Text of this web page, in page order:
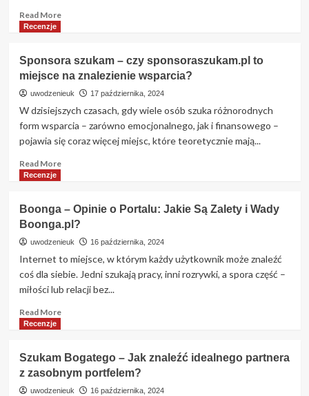
Read MoreRead
Faceta
–
Nowatorski
Portal
Randkowy,
Który
Odwraca
Recenzje
Sponsora szukam – czy sponsoraszukam.pl to
miejsce na znalezienie wsparcia?
uwodzenieuk 17 października, 2024
W dzisiejszych czasach, gdy wiele osób szuka różnorodnych
form wsparcia – zarówno emocjonalnego, jak i finansowego –
pojawia się coraz więcej miejsc, które teoretycznie mają...
Read MoreRead
szukam
–
czy
sponsoraszukam.pl
miejsce
na
wsparcia?
Recenzje
Boonga – Opinie o Portalu: Jakie Są Zalety i Wady
Boonga.pl?
uwodzenieuk 16 października, 2024
Internet to miejsce, w którym każdy użytkownik może znaleźć
coś dla siebie. Jedni szukają pracy, inni rozrywki, a spora część –
miłości lub relacji bez...
Read MoreRead
–
Opinie
o
Recenzje
Szukam Bogatego – Jak znaleźć idealnego partnera
z zasobnym portfelem?
uwodzenieuk 16 października, 2024